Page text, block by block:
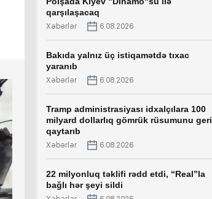
qarşılaşacaq
Xəbərlər 6.08.2026
Bakıda yalnız üç istiqamətdə tıxac
yaranıb
Xəbərlər 6.08.2026
Tramp administrasiyası idxalçılara 100
milyard dollarlıq gömrük rüsumunu geri
qaytarıb
Xəbərlər 6.08.2026
22 milyonluq təklifi rədd etdi, “Real”la
bağlı hər şeyi sildi